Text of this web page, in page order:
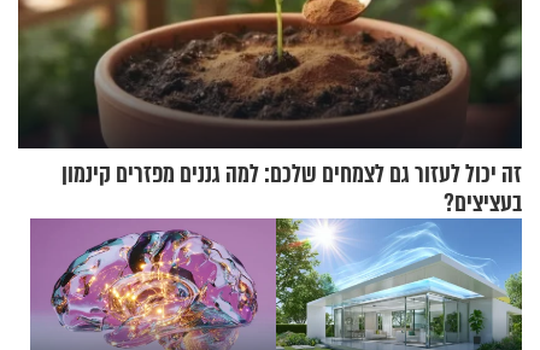
זה יכול לעזור גם לצמחים שלכם: למה גננים מפזרים קינמון
בעציצים?